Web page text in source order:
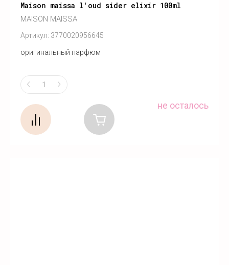
Maison maissa l'oud sider elixir 100ml
MAISON MAISSA
Артикул: 3770020956645
оригинальный парфюм
не осталось